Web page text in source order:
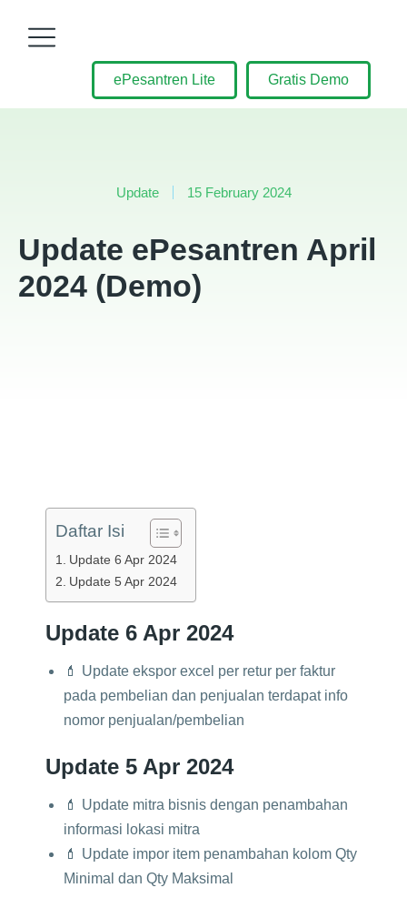
ePesantren Lite Gratis Demo
Update 15 February 2024
Update ePesantren April
2024 (Demo)
Daftar Isi
Update 6 Apr 2024
Update 5 Apr 2024
Update 6 Apr 2024
💄 Update ekspor excel per retur per faktur
pada pembelian dan penjualan terdapat info
nomor penjualan/pembelian
Update 5 Apr 2024
💄 Update mitra bisnis dengan penambahan
informasi lokasi mitra
💄 Update impor item penambahan kolom Qty
Minimal dan Qty Maksimal